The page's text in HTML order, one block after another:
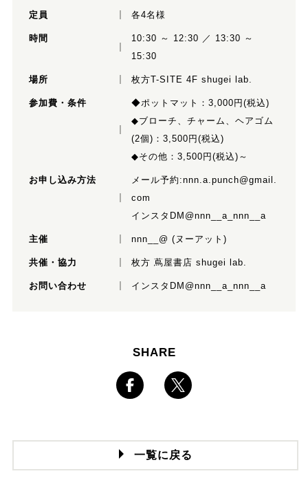
定員 各4名様
時間
10:30 ～ 12:30 ／ 13:30 ～
15:30
場所 枚方T-SITE 4F shugei lab.
参加費・条件
◆ポットマット：3,000円(税込)
◆ブローチ、チャーム、ヘアゴム
(2個)：3,500円(税込)
◆その他：3,500円(税込)～
お申し込み方法 メール予約:nnn.a.punch@gmail.
com
インスタDM @nnn__a_nnn__a
主催 nnn__@ (ヌーアット)
共催・協力 枚方 蔦屋書店 shugei lab.
お問い合わせ インスタDM @nnn__a_nnn__a
SHARE
一覧に戻る